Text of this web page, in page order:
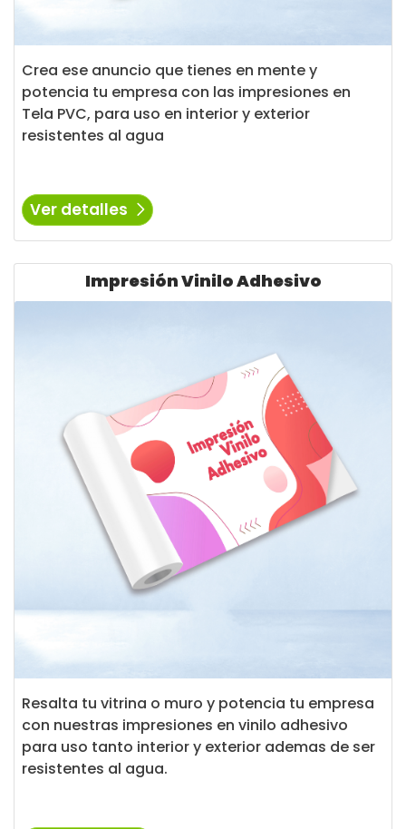
Crea ese anuncio que tienes en mente y
potencia tu empresa con las impresiones en
Tela PVC, para uso en interior y exterior
resistentes al agua
Ver detalles
Impresión Vinilo Adhesivo
Resalta tu vitrina o muro y potencia tu empresa
con nuestras impresiones en vinilo adhesivo
para uso tanto interior y exterior ademas de ser
resistentes al agua.
Ver detalles Impresión Vinilo Adhesivo